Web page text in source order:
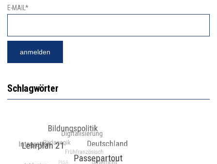
E-MAIL*
Schlagwörter